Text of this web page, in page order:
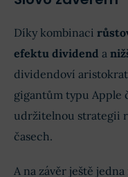
Díky kombinaci
efektu dividend a
dividendoví
gigantům typu Apple
udržitelnou strategii
časech.
A na závěr ještě